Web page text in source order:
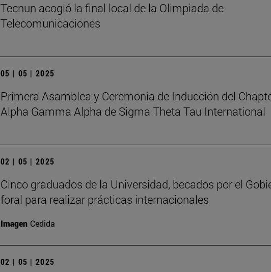
­Tecnun acogió la final local de la Olimpiada de
Telecomunicaciones
05 | 05 | 2025
Primera Asamblea y Ceremonia de Inducción del
Alpha Gamma Alpha de Sigma Theta Tau International
02 | 05 | 2025
Cinco graduados de la Universidad, becados por el
foral para realizar prácticas internacionales
Imagen Cedida
02 | 05 | 2025